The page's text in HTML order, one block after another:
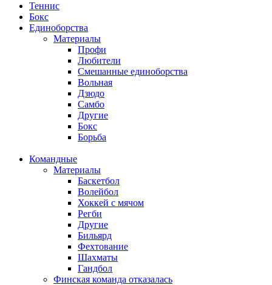
Теннис
Бокс
Единоборства
Материалы
Профи
Любители
Смешанные единоборства
Вольная
Дзюдо
Самбо
Другие
Бокс
Борьба
Командные
Материалы
Баскетбол
Волейбол
Хоккей с мячом
Регби
Другие
Бильярд
Фехтование
Шахматы
Гандбол
Финская команда отказалась